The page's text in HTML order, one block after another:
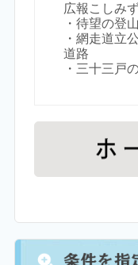
広報こしみ
・待望の登
・網走道立
道路
・三十三戸